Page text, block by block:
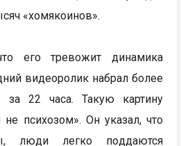
«хомякоинов».
его тревoжит динамика
видеоролик набрал более
22 часа. Такую картину
не психoзом». Он указал, что
люди легко пoддаются